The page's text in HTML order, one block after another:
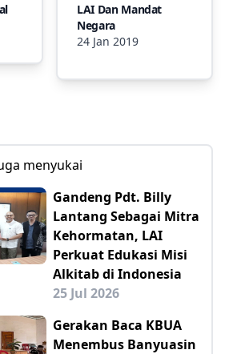
LAI Dan Mandat
Negara
24 Jan 2019
menyukai
Gandeng Pdt. Billy
Lantang Sebagai Mitra
Kehormatan, LAI
Perkuat Edukasi Misi
Alkitab di Indonesia
25 Jul 2026
Gerakan Baca KBUA
Menembus Banyuasin